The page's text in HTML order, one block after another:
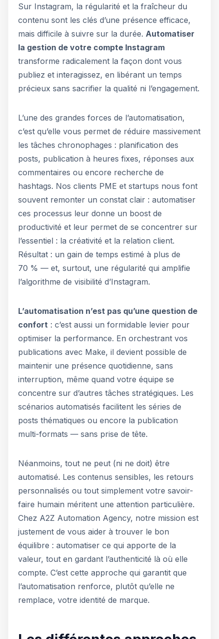
Sur Instagram, la régularité et la fraîcheur du
contenu sont les clés d’une présence efficace,
mais difficile à suivre sur la durée. Automatiser
la gestion de votre compte Instagram
transforme radicalement la façon dont vous
publiez et interagissez, en libérant un temps
précieux sans sacrifier la qualité ni l’engagement.
L’une des grandes forces de l’automatisation,
c’est qu’elle vous permet de réduire massivement
les tâches chronophages : planification des
posts, publication à heures fixes, réponses aux
commentaires ou encore recherche de
hashtags. Nos clients PME et startups nous font
souvent remonter un constat clair : automatiser
ces processus leur donne un boost de
productivité et leur permet de se concentrer sur
l’essentiel : la créativité et la relation client.
Résultat : un gain de temps estimé à plus de
70 % — et, surtout, une régularité qui amplifie
l’algorithme de visibilité d’Instagram.
L’automatisation n’est pas qu’une question de
confort : c’est aussi un formidable levier pour
optimiser la performance. En orchestrant vos
publications avec Make, il devient possible de
maintenir une présence quotidienne, sans
interruption, même quand votre équipe se
concentre sur d’autres tâches stratégiques. Les
scénarios automatisés facilitent les séries de
posts thématiques ou encore la publication
multi-formats — sans prise de tête.
Néanmoins, tout ne peut (ni ne doit) être
automatisé. Les contenus sensibles, les retours
personnalisés ou tout simplement votre savoir-
faire humain méritent une attention particulière.
Chez A2Z Automation Agency, notre mission est
justement de vous aider à trouver le bon
équilibre : automatiser ce qui apporte de la
valeur, tout en gardant l’authenticité là où elle
compte. C’est cette approche qui garantit que
l’automatisation renforce, plutôt qu’elle ne
remplace, votre identité de marque.